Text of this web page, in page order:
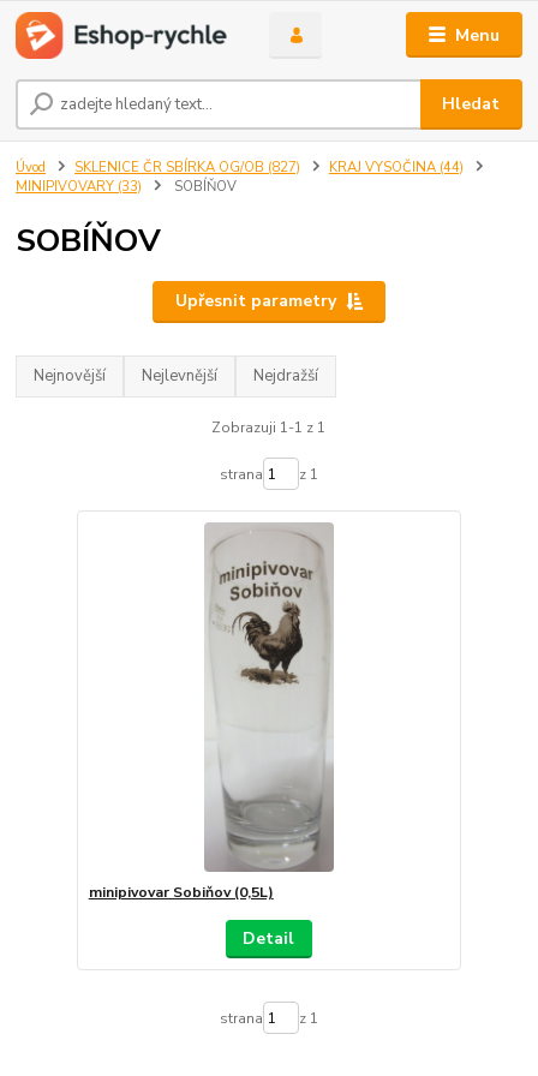
Menu
Hledat
Úvod SKLENICE ČR SBÍRKA OG/OB (827)
KRAJ VYSOČINA (44)
MINIPIVOVARY (33)
SOBÍŇOV
SOBÍŇOV
Upřesnit parametry
Nejnovější Nejlevnější Nejdražší
Zobrazuji 1-1 z 1
strana z 1
minipivovar Sobiňov (0,5L)
Detail
strana z 1